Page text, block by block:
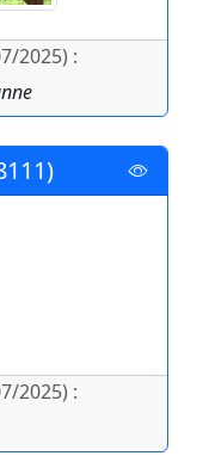
2025) :
2025) :